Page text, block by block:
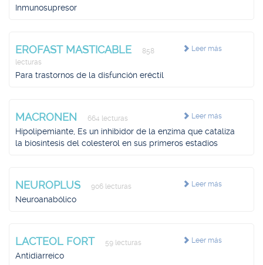
Inmunosupresor
Leer más
EROFAST MASTICABLE
858
lecturas
Para trastornos de la disfunción eréctil
Leer más
MACRONEN 664 lecturas
Hipolipemiante, Es un inhibidor de la enzima que cataliza
la biosíntesis del colesterol en sus primeros estadios
Leer más
NEUROPLUS 906 lecturas
Neuroanabólico
Leer más
LACTEOL FORT 59 lecturas
Antidiarreico